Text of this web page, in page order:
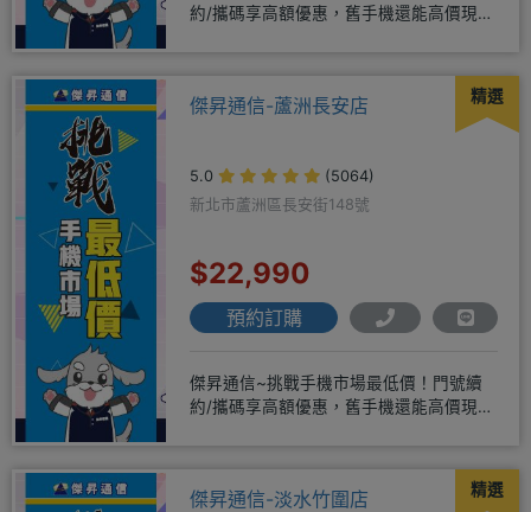
約/攜碼享高額優惠，舊手機還能高價現金
精選
傑昇通信-蘆洲長安店
5.0
(5064)
新北市蘆洲區長安街148號
$22,990
預約訂購
傑昇通信~挑戰手機市場最低價！門號續
約/攜碼享高額優惠，舊手機還能高價現金
精選
傑昇通信-淡水竹圍店